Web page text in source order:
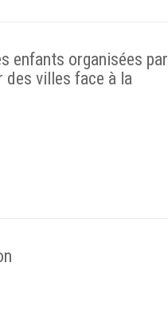
enfants organisées par
des villes face à la